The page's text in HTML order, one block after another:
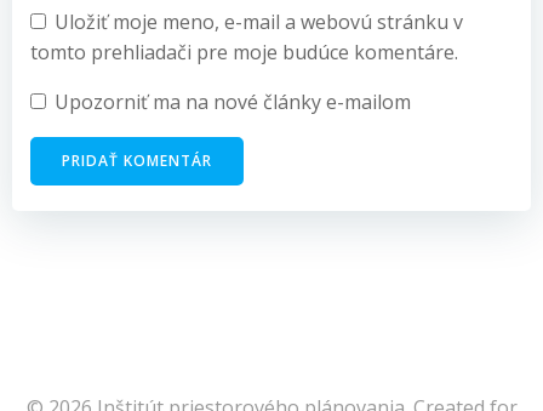
Uložiť moje meno, e-mail a webovú stránku v
tomto prehliadači pre moje budúce komentáre.
Upozorniť ma na nové články e-mailom